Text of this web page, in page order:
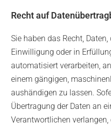
Recht auf
Sie haben das Recht,
Einwilligung oder in
automatisiert verarbeiten,
einem gängigen,
aushändigen zu lassen.
Übertragung der Daten an
Verantwortlichen